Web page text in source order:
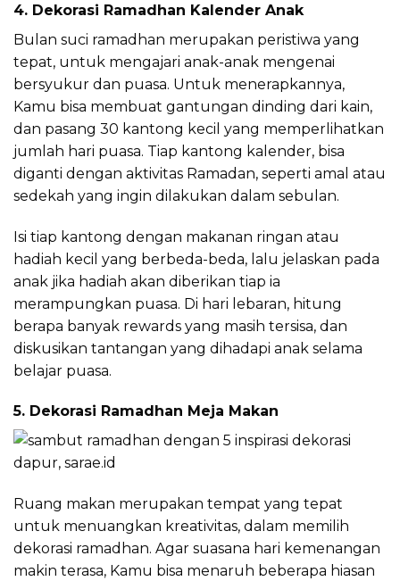
4. Dekorasi Ramadhan Kalender Anak
Bulan suci ramadhan merupakan peristiwa yang
tepat, untuk mengajari anak-anak mengenai
bersyukur dan puasa. Untuk menerapkannya,
Kamu bisa membuat gantungan dinding dari kain,
dan pasang 30 kantong kecil yang memperlihatkan
jumlah hari puasa. Tiap kantong kalender, bisa
diganti dengan aktivitas Ramadan, seperti amal atau
sedekah yang ingin dilakukan dalam sebulan.
Isi tiap kantong dengan makanan ringan atau
hadiah kecil yang berbeda-beda, lalu jelaskan pada
anak jika hadiah akan diberikan tiap ia
merampungkan puasa. Di hari lebaran, hitung
berapa banyak rewards yang masih tersisa, dan
diskusikan tantangan yang dihadapi anak selama
belajar puasa.
5. Dekorasi Ramadhan Meja Makan
Ruang makan merupakan tempat yang tepat
untuk menuangkan kreativitas, dalam memilih
dekorasi ramadhan. Agar suasana hari kemenangan
makin terasa, Kamu bisa menaruh beberapa hiasan